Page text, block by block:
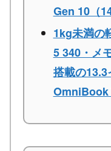
Gen 10（
1kg未満の
5 340・メ
搭載の
OmniBook